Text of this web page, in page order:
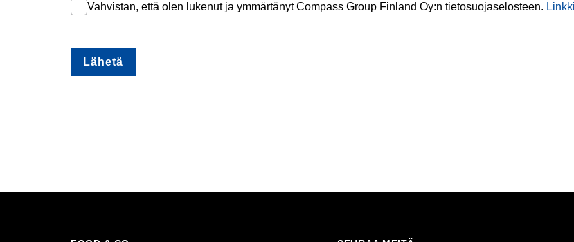
Vahvistan, että olen lukenut ja ymmärtänyt Compass Group Finland Oy:n tietosuojaselosteen. Linkki
Lähetä